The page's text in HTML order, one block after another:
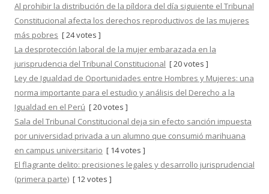
Al prohibir la distribución de la píldora del día siguiente el Tribunal
Constitucional afecta los derechos reproductivos de las mujeres
más pobres [ 24 votes ]
La desprotección laboral de la mujer embarazada en la
jurisprudencia del Tribunal Constitucional [ 20 votes ]
Ley de Igualdad de Oportunidades entre Hombres y Mujeres: una
norma importante para el estudio y análisis del Derecho a la
Igualdad en el Perú [ 20 votes ]
Sala del Tribunal Constitucional deja sin efecto sanción impuesta
por universidad privada a un alumno que consumió marihuana
en campus universitario [ 14 votes ]
El flagrante delito: precisiones legales y desarrollo jurisprudencial
(primera parte) [ 12 votes ]